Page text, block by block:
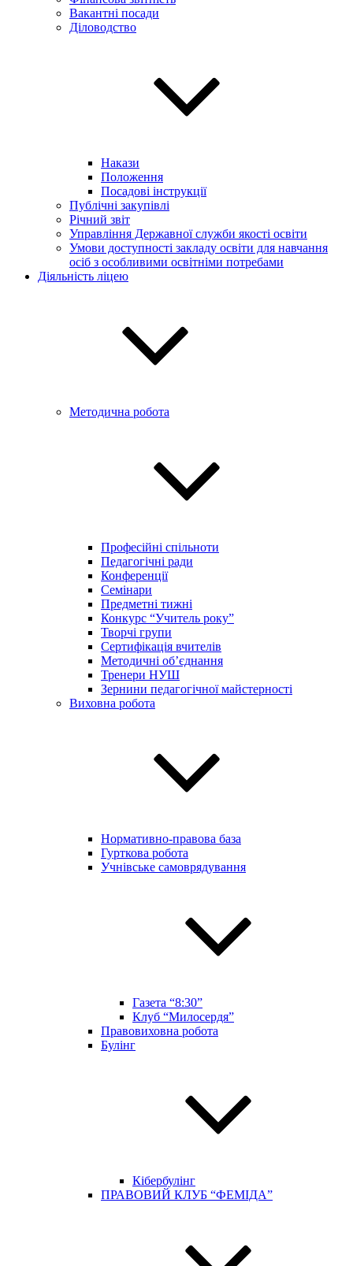
Вакантні посади
Діловодство
Накази
Положення
Посадові інструкції
Публічні закупівлі
Річний звіт
Управління Державної служби якості освіти
Умови доступності закладу освіти для навчання
осіб з особливими освітніми потребами
Діяльність ліцею
Методична робота
Професійні спільноти
Педагогічні ради
Конференції
Семінари
Предметні тижні
Конкурс “Учитель року”
Творчі групи
Сертифікація вчителів
Методичні об’єднання
Тренери НУШ
Зернини педагогічної майстерності
Виховна робота
Нормативно-правова база
Гурткова робота
Учнівське самоврядування
Газета “8:30”
Клуб “Милосердя”
Правовиховна робота
Булінг
Кібербулінг
ПРАВОВИЙ КЛУБ “ФЕМІДА”